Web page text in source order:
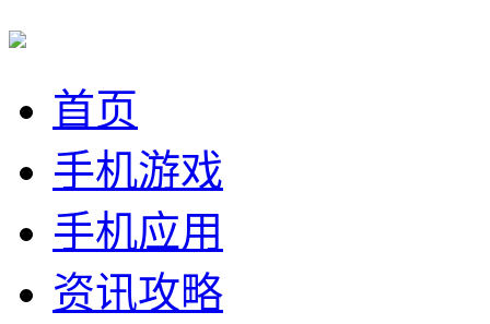
首页
手机游戏
手机应用
资讯攻略